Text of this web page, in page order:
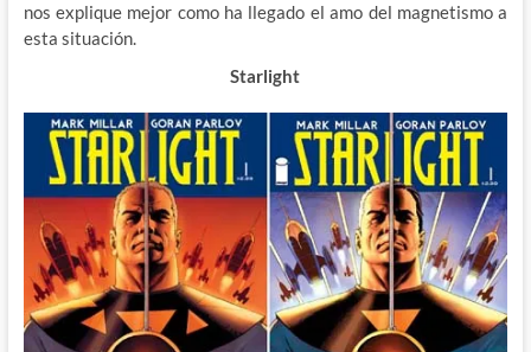
nos explique mejor como ha llegado el amo del magnetismo a
esta situación.
Starlight